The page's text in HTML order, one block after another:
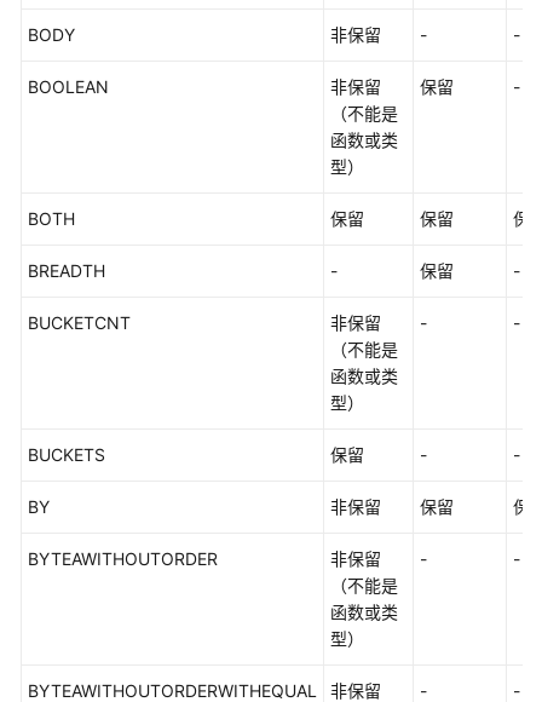
义
程
自
系
BODY 非保留 - -
BOOLEAN
非保留
（不能是
函数或类
型）
保留 -
BOTH 保留 保留 保
BREADTH - 保留 -
BUCKETCNT
非保留
（不能是
函数或类
型）
- -
BUCKETS 保留 - -
BY 非保留 保留 保
BYTEAWITHOUTORDER
非保留
（不能是
函数或类
型）
- -
BYTEAWITHOUTORDERWITHEQUAL
非保留
- -